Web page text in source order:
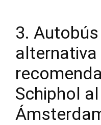
3.
Schiphol